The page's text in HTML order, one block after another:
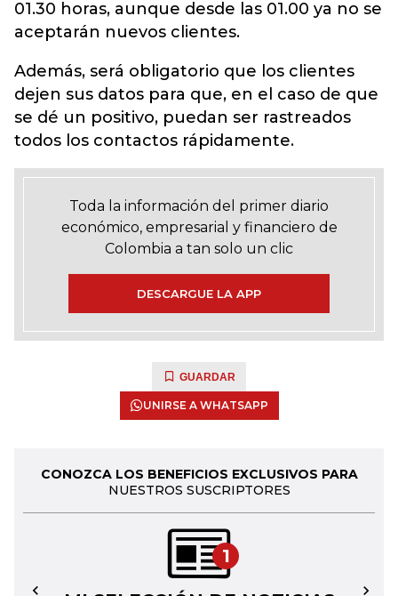
01.30 horas, aunque desde las 01.00 ya no se
aceptarán nuevos clientes.
Además, será obligatorio que los clientes
dejen sus datos para que, en el caso de que
se dé un positivo, puedan ser rastreados
todos los contactos rápidamente.
Toda la información del primer diario
económico, empresarial y financiero de
Colombia a tan solo un clic
DESCARGUE LA APP
GUARDAR
UNIRSE A WHATSAPP
CONOZCA LOS BENEFICIOS EXCLUSIVOS PARA
NUESTROS SUSCRIPTORES
1